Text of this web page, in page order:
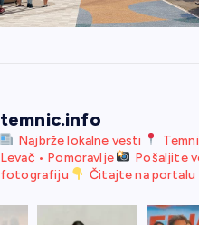
temnic.info
Najbrže lokalne vesti
Levač • Pomoravlje
Pošaljite
fotografiju
Čitajte na portalu